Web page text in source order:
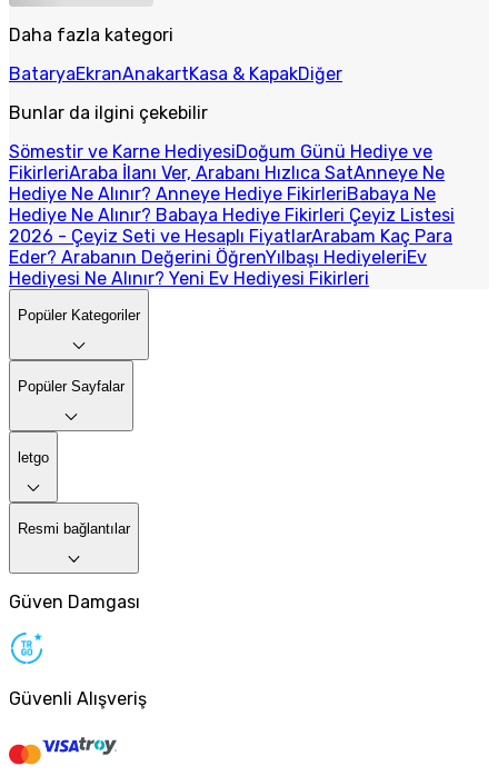
Daha fazla kategori
BataryaEkranAnakartKasa & KapakDiğer
Bunlar da ilgini çekebilir
Sömestir ve Karne HediyesiDoğum Günü Hediye ve
FikirleriAraba İlanı Ver, Arabanı Hızlıca SatAnneye Ne
Hediye Ne Alınır? Anneye Hediye FikirleriBabaya Ne
Hediye Ne Alınır? Babaya Hediye Fikirleri Çeyiz Listesi
2026 - Çeyiz Seti ve Hesaplı FiyatlarArabam Kaç Para
Eder? Arabanın Değerini ÖğrenYılbaşı HediyeleriEv
Hediyesi Ne Alınır? Yeni Ev Hediyesi Fikirleri
Popüler Kategoriler
Popüler Sayfalar
letgo
Resmi bağlantılar
Güven Damgası
Güvenli Alışveriş